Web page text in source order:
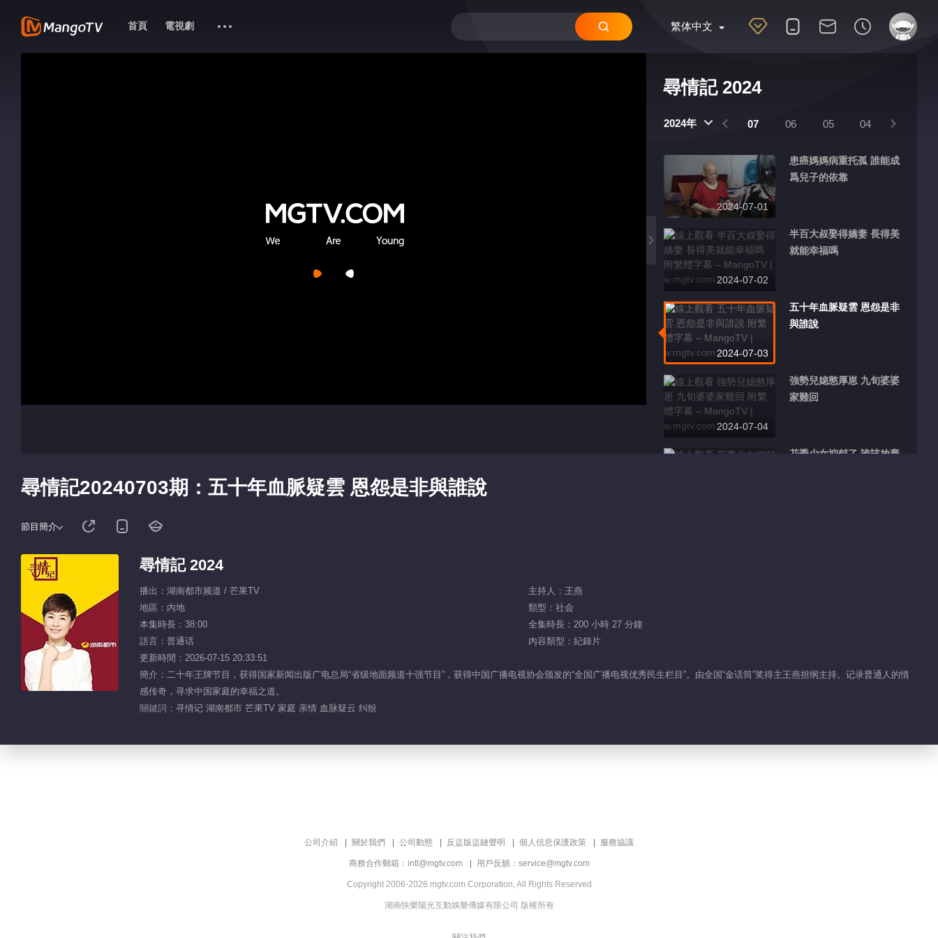
繁体中文
首頁 電視劇
尋情記 2024
2024年
09 08 07 06 05 04
2024-07-01
患癌媽媽病重托孤 誰能成
爲兒子的依靠
2024-07-02
半百大叔娶得嬌妻 長得美
就能幸福嗎
2024-07-03
五十年血脈疑雲 恩怨是非
與誰說
2024-07-04
強勢兒媳憨厚崽 九旬婆婆
家難回
花季少女抑郁了 誰該放棄
姑侄生隙 尋找消失三年的
備孕龍寶寶 晉級媽媽有多
尋情記20240703期：五十年血脈疑雲 恩怨是非與誰說
節目簡介
尋情記 2024
播出：湖南都市频道 / 芒果TV
主持人：王燕
地區：內地
類型：社会
本集時長：38:00
全集時長：200 小時 27 分鐘
語言：普通话
內容類型：紀錄片
更新時間：2026-07-15 20:33:51
簡介：二十年王牌节目，获得国家新闻出版广电总局“省级地面频道十强节目”，获得中国广播电视协会颁发的“全国广播电视优秀民生栏目”。由全国“金话筒”奖得主王燕担纲主持。记录普通人的情
感传奇，寻求中国家庭的幸福之道。
關鍵詞： 寻情记 湖南都市 芒果TV 家庭 亲情 血脉疑云 纠纷
公司介紹 關於我們 公司動態 反盜版盜鏈聲明 個人信息保護政策 服務協議
商務合作郵箱：intl@mgtv.com 用戶反饋：service@mgtv.com
Copyright 2006-2026 mgtv.com Corporation, All Rights Reserved
湖南快樂陽光互動娛樂傳媒有限公司 版權所有